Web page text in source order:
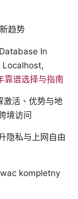
趋势
In
靠谱选择与指南
激活、优势与地
境访问
隐私与上网自由
kompletny